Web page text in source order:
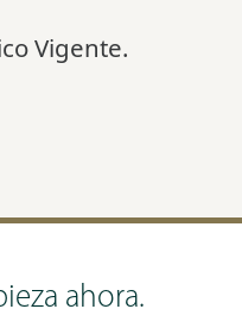
Vigente.
ahora.